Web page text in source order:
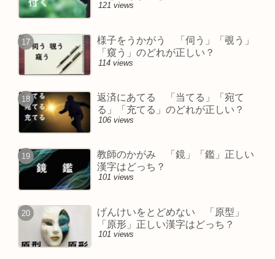
121 views
様子をうかがう 「伺う」「覗う」
「窺う」のどれが正しい？
114 views
返済にあてる 「当てる」「宛て
る」「充てる」のどれが正しい？
106 views
教師のかがみ 「鏡」「鑑」正しい
漢字はどっち？
101 views
げんけいをとどめない 「原型」
「原形」正しい漢字はどっち？
101 views